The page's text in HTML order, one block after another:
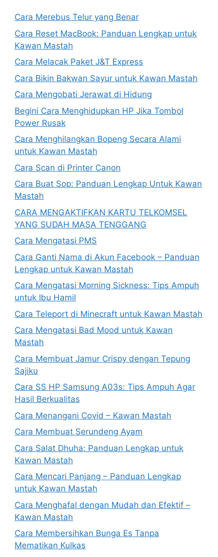
Cara Merebus Telur yang Benar
Cara Reset MacBook: Panduan Lengkap untuk
Kawan Mastah
Cara Melacak Paket J&T Express
Cara Bikin Bakwan Sayur untuk Kawan Mastah
Cara Mengobati Jerawat di Hidung
Begini Cara Menghidupkan HP Jika Tombol
Power Rusak
Cara Menghilangkan Bopeng Secara Alami
untuk Kawan Mastah
Cara Scan di Printer Canon
Cara Buat Sop: Panduan Lengkap Untuk Kawan
Mastah
CARA MENGAKTIFKAN KARTU TELKOMSEL
YANG SUDAH MASA TENGGANG
Cara Mengatasi PMS
Cara Ganti Nama di Akun Facebook – Panduan
Lengkap untuk Kawan Mastah
Cara Mengatasi Morning Sickness: Tips Ampuh
untuk Ibu Hamil
Cara Teleport di Minecraft untuk Kawan Mastah
Cara Mengatasi Bad Mood untuk Kawan
Mastah
Cara Membuat Jamur Crispy dengan Tepung
Sajiku
Cara SS HP Samsung A03s: Tips Ampuh Agar
Hasil Berkualitas
Cara Menangani Covid – Kawan Mastah
Cara Membuat Serundeng Ayam
Cara Salat Dhuha: Panduan Lengkap untuk
Kawan Mastah
Cara Mencari Panjang – Panduan Lengkap
untuk Kawan Mastah
Cara Menghafal dengan Mudah dan Efektif –
Kawan Mastah
Cara Membersihkan Bunga Es Tanpa
Mematikan Kulkas